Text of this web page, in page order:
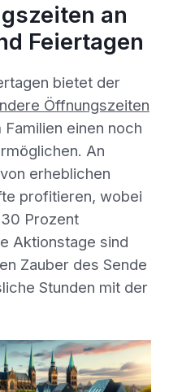
an
Feiertagen
bietet der
Öffnungszeiten
einen noch
An
erheblichen
profitieren, wobei
Prozent
Aktionstage sind
Zauber des Sende
Stunden mit der